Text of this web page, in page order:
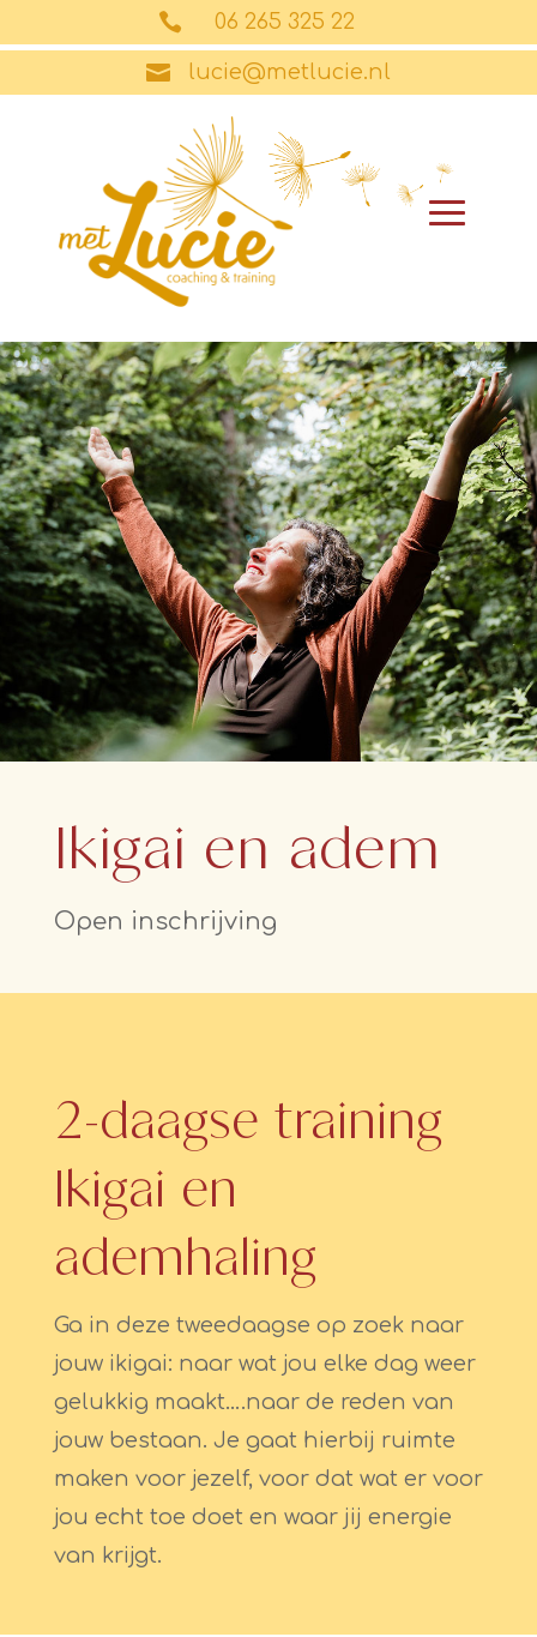
 06 265 325 22
 lucie@metlucie.nl
Ikigai en adem
Open inschrijving
2-daagse training
Ikigai en
ademhaling
Ga in deze tweedaagse op zoek naar
jouw ikigai: naar wat jou elke dag weer
gelukkig maakt….naar de reden van
jouw bestaan. Je gaat hierbij ruimte
maken voor jezelf, voor dat wat er voor
jou echt toe doet en waar jij energie
van krijgt.